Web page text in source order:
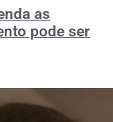
as
pode ser